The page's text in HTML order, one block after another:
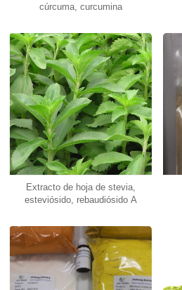
cúrcuma, curcumina
Extracto de hoja de stevia,
esteviósido, rebaudiósido A